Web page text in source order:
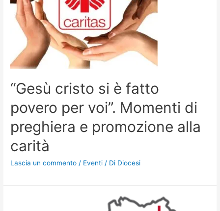
“Gesù cristo si è fatto
povero per voi”. Momenti di
preghiera e promozione alla
carità
Lascia un commento / Eventi / Di Diocesi